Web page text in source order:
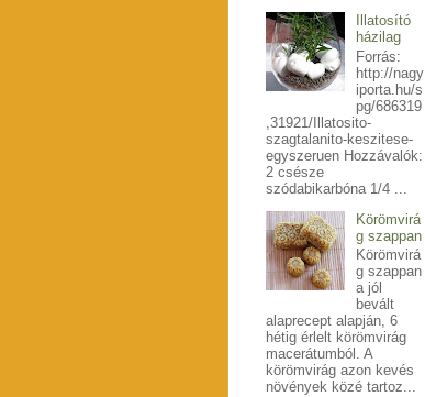
Illatosító
házilag
Forrás:
http://nagy
iporta.hu/s
pg/686319
,31921/Illatosito-
szagtalanito-keszitese-
egyszeruen Hozzávalók:
2 csésze
szódabikarbóna 1/4 ...
Körömvirá
g szappan
Körömvirá
g szappan
a jól
bevált
alaprecept alapján, 6
hétig érlelt körömvirág
macerátumból. A
körömvirág azon kevés
növények közé tartoz...